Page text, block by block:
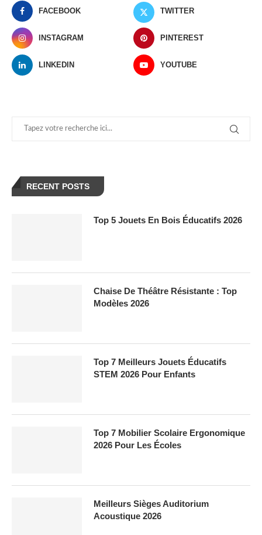
FACEBOOK TWITTER
INSTAGRAM PINTEREST
LINKEDIN YOUTUBE
RECENT POSTS
Top 5 Jouets En Bois Éducatifs 2026
Chaise De Théâtre Résistante : Top
Modèles 2026
Top 7 Meilleurs Jouets Éducatifs
STEM 2026 Pour Enfants
Top 7 Mobilier Scolaire Ergonomique
2026 Pour Les Écoles
Meilleurs Sièges Auditorium
Acoustique 2026